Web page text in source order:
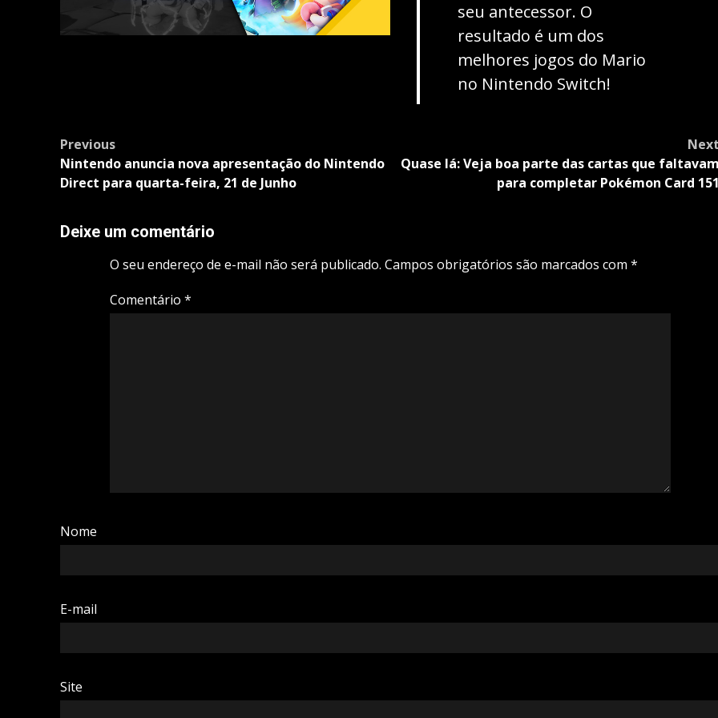
seu antecessor. O
resultado é um dos
melhores jogos do Mario
no Nintendo Switch!
Post
navigation
Previous
Nintendo anuncia nova apresentação do Nintendo
Direct para quarta-feira, 21 de Junho
Next
Quase lá: Veja boa parte das cartas que faltavam
para completar Pokémon Card 151
Deixe um comentário
O seu endereço de e-mail não será publicado. Campos obrigatórios são marcados com *
Comentário *
Nome
E-mail
Site